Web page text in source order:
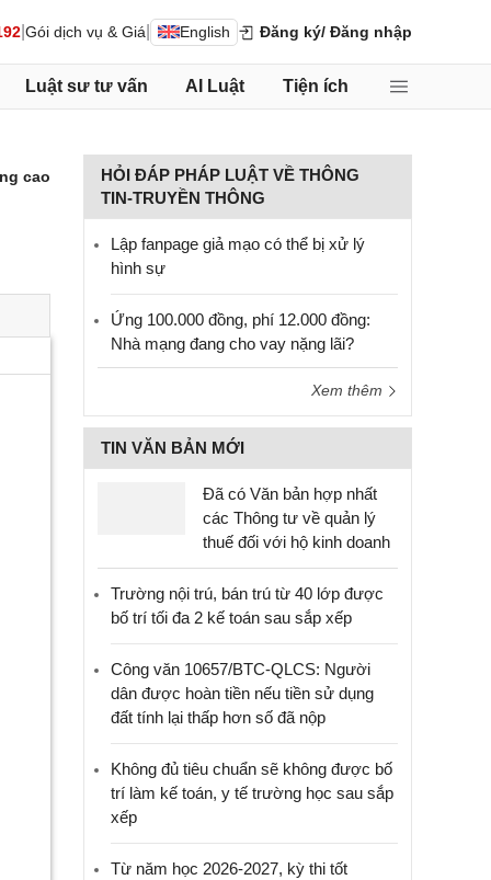
Gói dịch vụ & Giá English Đăng ký/ Đăng nhập
Luật sư tư vấn AI Luật Tiện ích
cao
HỎI ĐÁP PHÁP LUẬT VỀ THÔNG
TIN-TRUYỀN THÔNG
Lập fanpage giả mạo có thể bị xử lý
hình sự
Ứng 100.000 đồng, phí 12.000 đồng:
Nhà mạng đang cho vay nặng lãi?
Xem thêm
TIN VĂN BẢN MỚI
Đã có Văn bản hợp nhất
các Thông tư về quản lý
thuế đối với hộ kinh doanh
Trường nội trú, bán trú từ 40 lớp được
bố trí tối đa 2 kế toán sau sắp xếp
Công văn 10657/BTC-QLCS: Người
dân được hoàn tiền nếu tiền sử dụng
đất tính lại thấp hơn số đã nộp
Không đủ tiêu chuẩn sẽ không được bố
trí làm kế toán, y tế trường học sau sắp
xếp
Từ năm học 2026-2027, kỳ thi tốt